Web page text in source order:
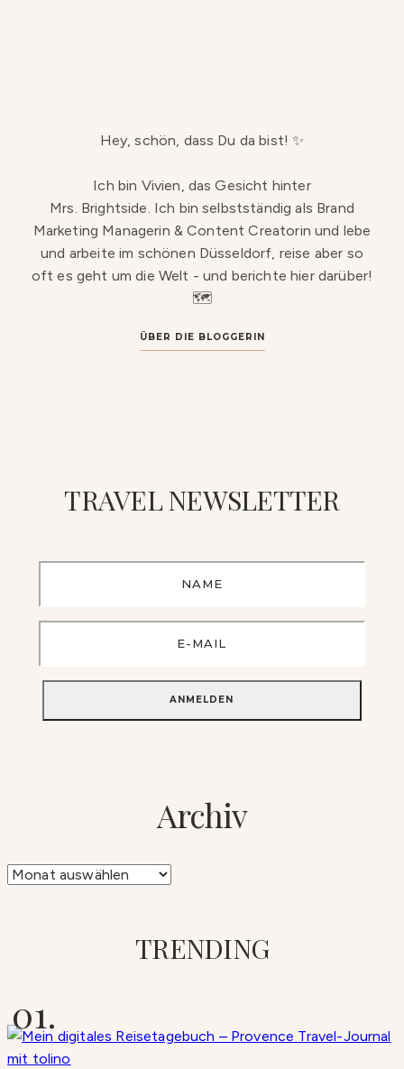
Hey, schön, dass Du da bist! ✨
Ich bin Vivien, das Gesicht hinter
Mrs. Brightside. Ich bin selbstständig als Brand
Marketing Managerin & Content Creatorin und lebe
und arbeite im schönen Düsseldorf, reise aber so
oft es geht um die Welt - und berichte hier darüber!
🗺️
ÜBER DIE BLOGGERIN
TRAVEL NEWSLETTER
Archiv
Archiv
TRENDING